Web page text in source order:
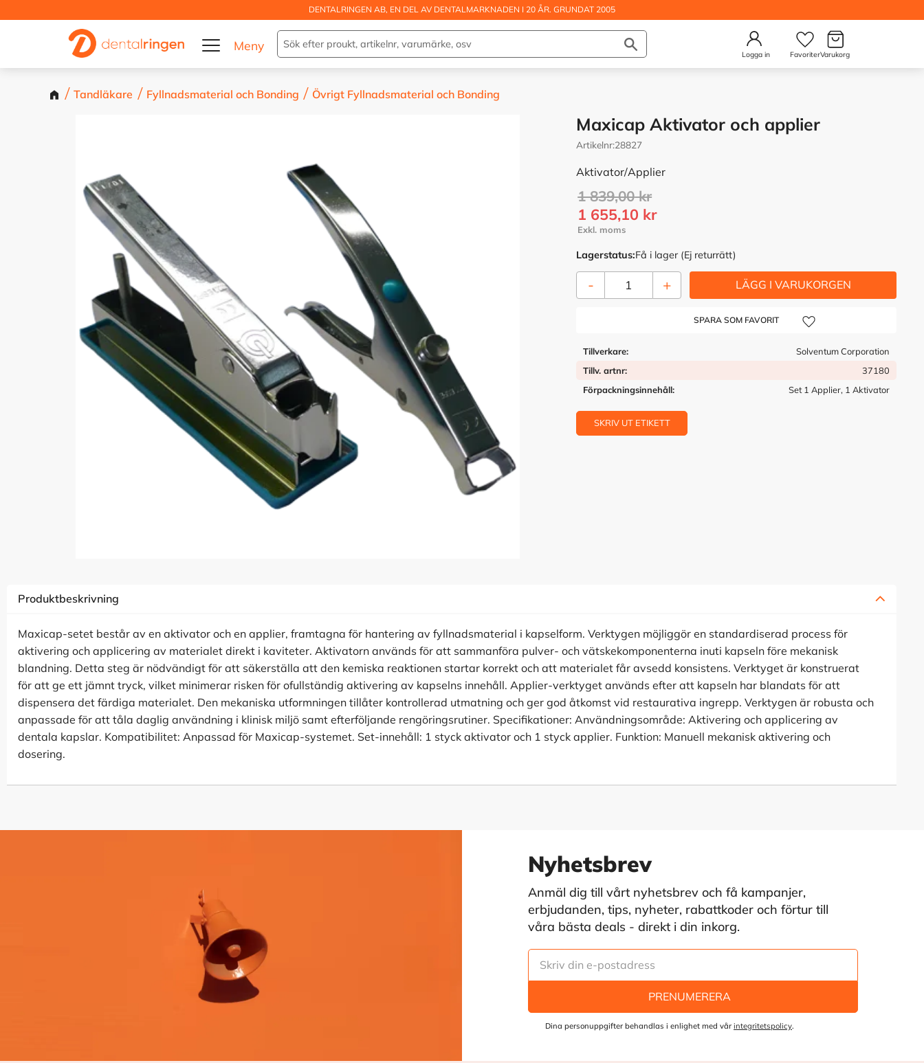
DENTALRINGEN AB, EN DEL AV DENTALMARKNADEN I 20 ÅR. GRUNDAT 2005
Logga in
Önskelista
Kundvagn
Tandläkare Fyllnadsmaterial och Bonding Övrigt Fyllnadsmaterial och Bonding
Maxicap Aktivator och applier
Artikelnr 28827
Aktivator/Applier
Nedsatt pris:
1 655,10 kr
Ordinarie pris:
1 839,00kr
Lagerstatus Få i lager (Ej returrätt)
+
-
Lägg till i önskelista
Tillverkare
Solventum Corporation
Tillv. artnr
37180
Förpackningsinnehåll
Set 1 Applier, 1 Aktivator
SKRIV UT ETIKETT
Produktbeskrivning
Maxicap-setet består av en aktivator och en applier, framtagna för hantering av fyllnadsmaterial i kapselform. Verktygen möjliggör en standardiserad process för
aktivering och applicering av materialet direkt i kaviteter. Aktivatorn används för att sammanföra pulver- och vätskekomponenterna inuti kapseln före mekanisk
blandning. Detta steg är nödvändigt för att säkerställa att den kemiska reaktionen startar korrekt och att materialet får avsedd konsistens. Verktyget är konstruerat
för att ge ett jämnt tryck, vilket minimerar risken för ofullständig aktivering av kapselns innehåll. Applier-verktyget används efter att kapseln har blandats för att
dispensera det färdiga materialet. Den mekaniska utformningen tillåter kontrollerad utmatning och ger god åtkomst vid restaurativa ingrepp. Verktygen är robusta och
anpassade för att tåla daglig användning i klinisk miljö samt efterföljande rengöringsrutiner. Specifikationer: Användningsområde: Aktivering och applicering av
dentala kapslar. Kompatibilitet: Anpassad för Maxicap-systemet. Set-innehåll: 1 styck aktivator och 1 styck applier. Funktion: Manuell mekanisk aktivering och
dosering.
Nyhetsbrev
Anmäl dig till vårt nyhetsbrev och få kampanjer,
erbjudanden, tips, nyheter, rabattkoder och förtur till
våra bästa deals - direkt i din inkorg.
PRENUMERERA
Dina personuppgifter behandlas i enlighet med vår integritetspolicy.